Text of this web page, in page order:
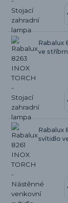
Rabalux
ve
Rabalux
svítidlo